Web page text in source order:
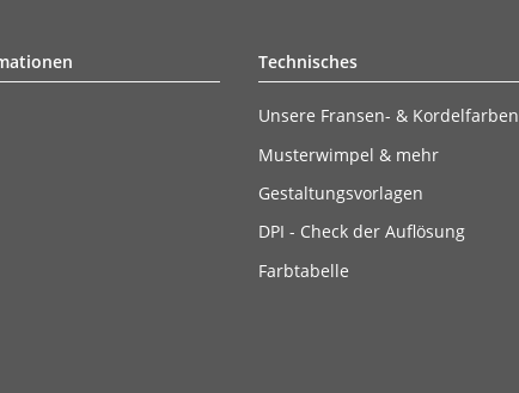
Technisches
Unsere Fransen- & Kordelfarben
Musterwimpel & mehr
Gestaltungsvorlagen
DPI - Check der Auflösung
Farbtabelle